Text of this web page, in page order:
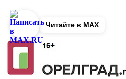
Читайте в MAX